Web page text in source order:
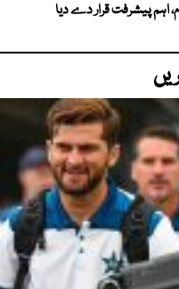
اہم پیشرفت قرار دے دیا